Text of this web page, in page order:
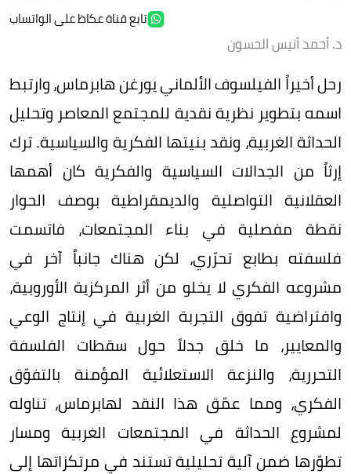
تابع قناة عكاظ على الواتساب
د. أحمد أنيس الحسون
رحل أخيراً الفيلسوف الألماني يورغن هابرماس، وارتبط
اسمه بتطوير نظرية نقدية للمجتمع المعاصر وتحليل
الحداثة الغربية، ونقد بنيتها الفكرية والسياسية. ترك
إرثاً من الجدالات السياسية والفكرية كان أهمها
العقلانية التواصلية والديمقراطية بوصف الحوار
نقطة مفصلية في بناء المجتمعات، فاتسمت
فلسفته بطابع تحرّري، لكن هناك جانباً آخر في
مشروعه الفكري لا يخلو من أثر المركزية الأوروبية،
وافتراضية تفوق التجربة الغربية في إنتاج الوعي
والمعايير، ما خلق جدلاً حول سقطات الفلسفة
التحررية، والنزعة الاستعلائية المؤمنة بالتفوّق
الفكري، ومما عمّق هذا النقد لهابرماس، تناوله
لمشروع الحداثة في المجتمعات الغربية ومسار
تطوّرها ضمن آلية تحليلية تستند في مرتكزاتها إلى